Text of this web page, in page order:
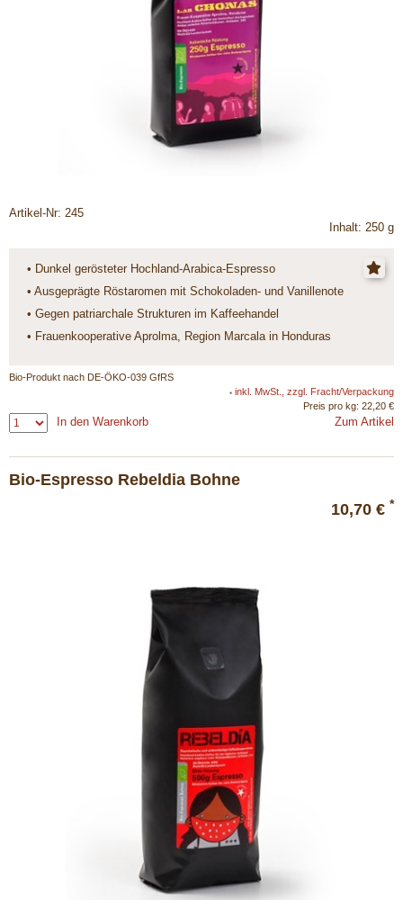
Artikel-Nr: 245
Inhalt: 250 g
• Dunkel gerösteter Hochland-Arabica-Espresso
• Ausgeprägte Röstaromen mit Schokoladen- und Vanillenote
• Gegen patriarchale Strukturen im Kaffeehandel
• Frauenkooperative Aprolma, Region Marcala in Honduras
Bio-Produkt nach DE-ÖKO-039 GfRS
* inkl. MwSt., zzgl. Fracht/Verpackung
Preis pro kg: 22,20 €
In den Warenkorb Zum Artikel
Bio-Espresso Rebeldia Bohne
10,70 € *